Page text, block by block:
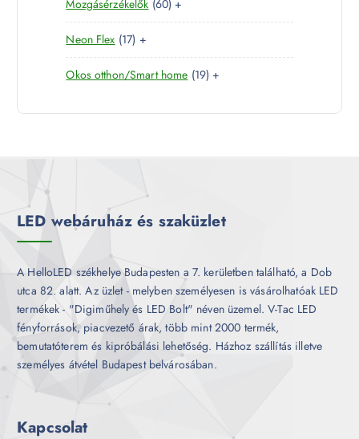
é
k
r
m
k
e
m
Mozgásérzékelők 606
0
e
r
é
+
Neon Flex 171
7
t
r
+
Okos otthon/Smart home 191
t
+
LED webáruház és szaküzlet
A HelloLED székhelye Budapesten a 7. kerületben található, a Dob
utca 82. alatt. Az üzlet - melyben személyesen is vásárolhatóak LED
termékek - "Digiműhely és LED Bolt" néven üzemel. V-Tac LED
fényforrások, piacvezető árak, több mint 2000 termék,
bemutatóterem és kipróbálási lehetőség. Házhoz szállítás illetve
személyes átvétel Budapest belvárosában.
Kapcsolat